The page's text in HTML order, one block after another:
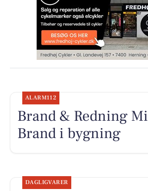
ALARM112
Brand & Redning
Brand i bygning
DAGLIGVARER